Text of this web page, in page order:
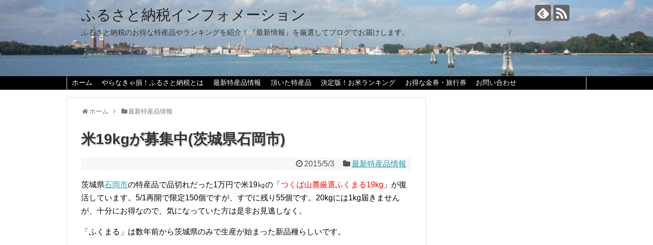
ふるさと納税インフォメーション
ふるさと納税のお得な特産品やランキングを紹介！『最新情報』を厳選してブログでお届けします。
ホーム やらなきゃ損！ふるさと納税とは 最新特産品情報 頂いた特産品 決定版！お米ランキング お得な金券・旅行券 お問い合わせ
ホーム 最新特産品情報
米19kgが募集中(茨城県石岡市)
2015/5/3 最新特産品情報
茨城県石岡市の特産品で品切れだった1万円で米19㎏の「 つくば山麓厳選ふくまる19kg 」が復
活しています。5/1再開で限定150個ですが、すでに残り55個です。20kgには1kg届きません
が、十分にお得なので、気になっていた方は是非お見逃しなく。
「ふくまる」は数年前から茨城県のみで生産が始まった新品種らしいです。